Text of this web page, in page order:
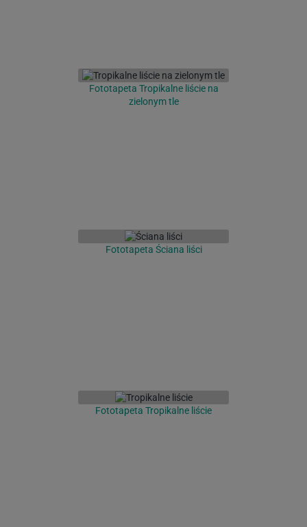
Fototapeta Tropikalne liście na
zielonym tle
Fototapeta Ściana liści
Fototapeta Tropikalne liście